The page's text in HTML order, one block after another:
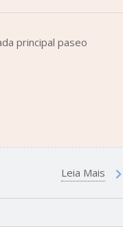
principal paseo
Leia Mais